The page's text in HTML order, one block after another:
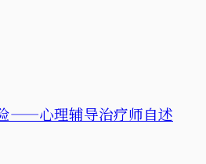
——心理辅导治疗师自述